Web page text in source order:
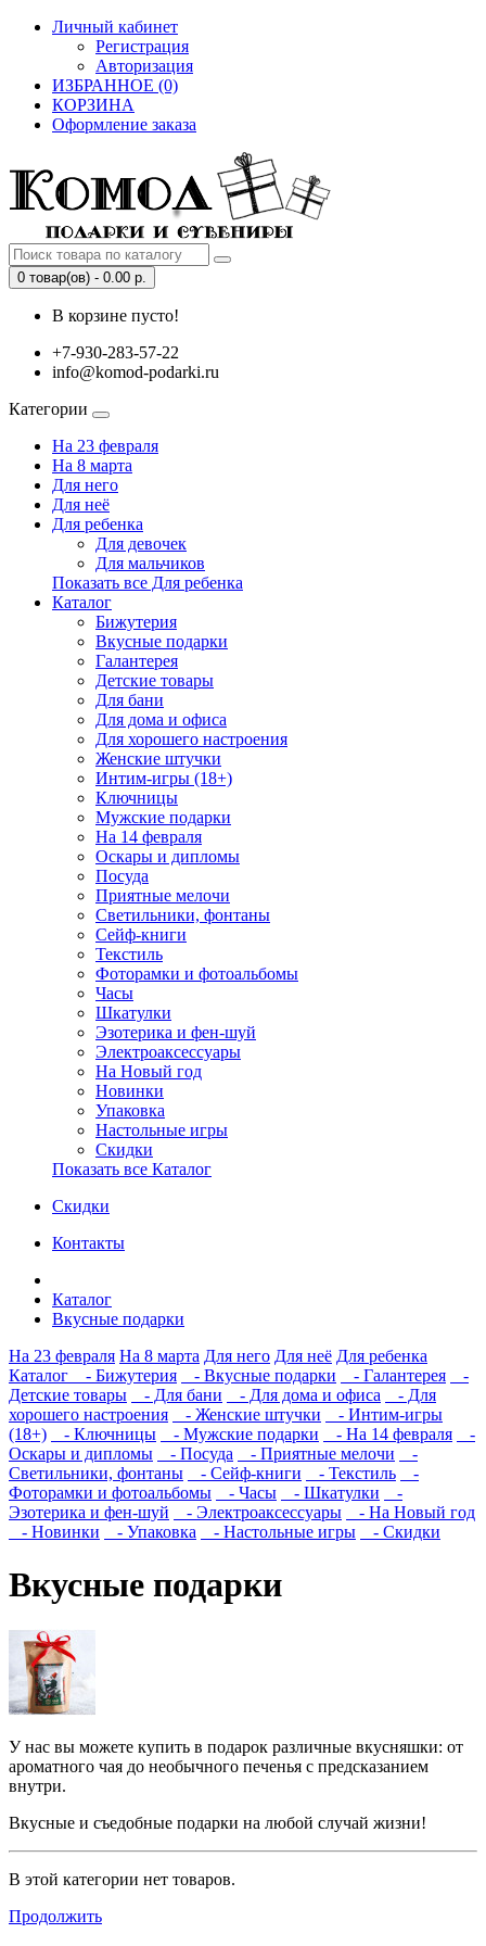
Личный кабинет
Регистрация
Авторизация
ИЗБРАННОЕ (0)
КОРЗИНА
Оформление заказа
0 товар(ов) - 0.00 р.
В корзине пусто!
+7-930-283-57-22
info@komod-podarki.ru
Категории
На 23 февраля
На 8 марта
Для него
Для неё
Для ребенка
Для девочек
Для мальчиков
Показать все Для ребенка
Каталог
Бижутерия
Вкусные подарки
Галантерея
Детские товары
Для бани
Для дома и офиса
Для хорошего настроения
Женские штучки
Интим-игры (18+)
Ключницы
Мужские подарки
На 14 февраля
Оскары и дипломы
Посуда
Приятные мелочи
Светильники, фонтаны
Сейф-книги
Текстиль
Фоторамки и фотоальбомы
Часы
Шкатулки
Эзотерика и фен-шуй
Электроаксессуары
На Новый год
Новинки
Упаковка
Настольные игры
Скидки
Показать все Каталог
Скидки
Контакты
Каталог
Вкусные подарки
На 23 февраля На 8 марта Для него Для неё Для ребенка
Каталог
- Бижутерия - Вкусные подарки - Галантерея
-
Детские товары
- Для бани - Для дома и офиса
- Для
хорошего настроения
- Женские штучки
- Интим-игры
(18+)
- Ключницы - Мужские подарки - На 14 февраля
-
Оскары и дипломы
- Посуда - Приятные мелочи
-
Светильники, фонтаны
- Сейф-книги - Текстиль
-
Фоторамки и фотоальбомы
- Часы - Шкатулки
-
Эзотерика и фен-шуй
- Электроаксессуары
- На Новый год
- Новинки
- Упаковка - Настольные игры - Скидки
Вкусные подарки
У нас вы можете купить в подарок различные вкусняшки: от
ароматного чая до необычного печенья с предсказанием
внутри.
Вкусные и съедобные подарки на любой случай жизни!
В этой категории нет товаров.
Продолжить